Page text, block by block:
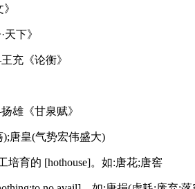
下》
充《论衡》
雄《甘泉赋》
唐皇(气势宏伟盛大)
培育的 [hothouse]。如:唐花;唐窖